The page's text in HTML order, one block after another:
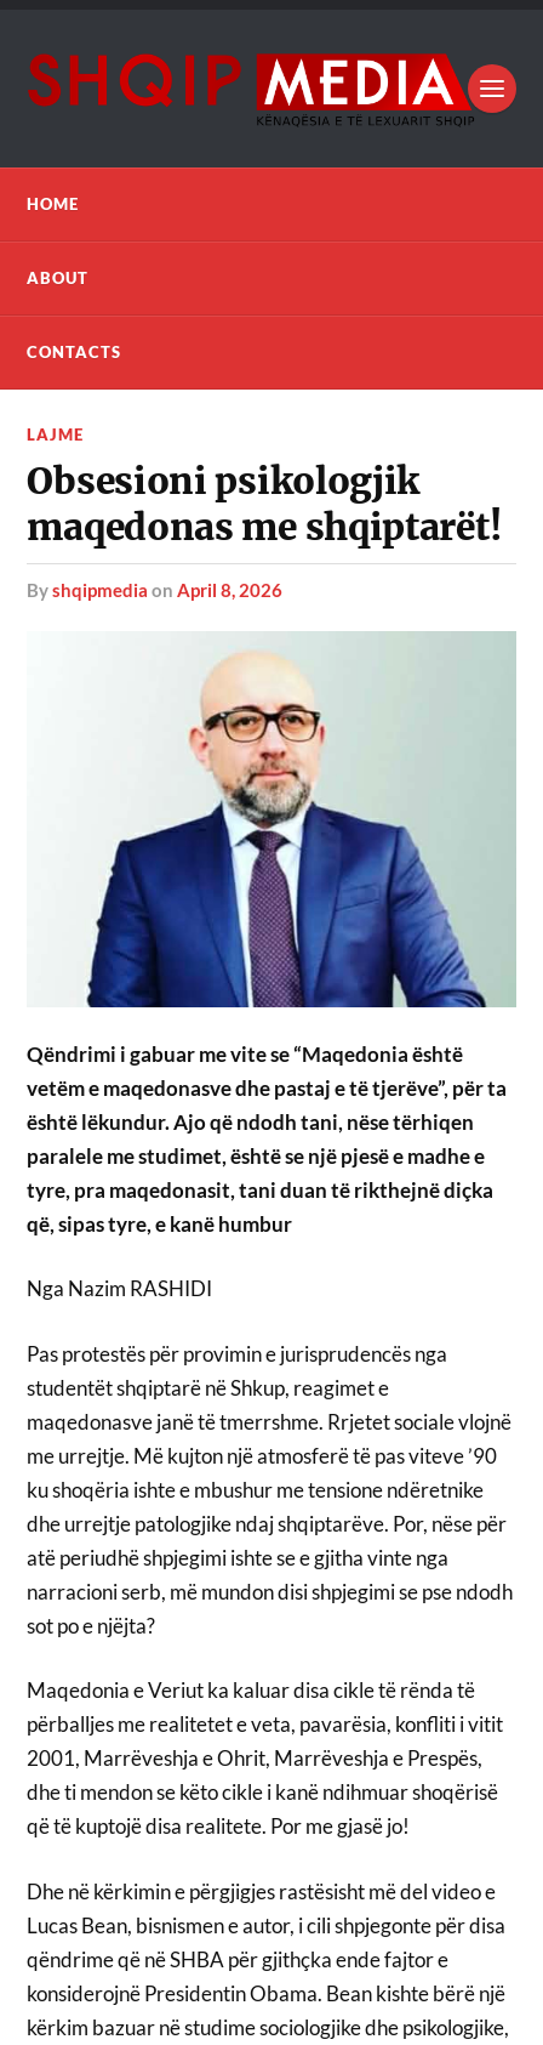
HOME
ABOUT
CONTACTS
LAJME
Obsesioni psikologjik
maqedonas me shqiptarët!
byshqipmedia onApril 8, 2026
Qëndrimi i gabuar me vite se “Maqedonia është
vetëm e maqedonasve dhe pastaj e të tjerëve”, për ta
është lëkundur. Ajo që ndodh tani, nëse tërhiqen
paralele me studimet, është se një pjesë e madhe e
tyre, pra maqedonasit, tani duan të rikthejnë diçka
që, sipas tyre, e kanë humbur
Nga Nazim RASHIDI
Pas protestës për provimin e jurisprudencës nga
studentët shqiptarë në Shkup, reagimet e
maqedonasve janë të tmerrshme. Rrjetet sociale vlojnë
me urrejtje. Më kujton një atmosferë të pas viteve ’90
ku shoqëria ishte e mbushur me tensione ndëretnike
dhe urrejtje patologjike ndaj shqiptarëve. Por, nëse për
atë periudhë shpjegimi ishte se e gjitha vinte nga
narracioni serb, më mundon disi shpjegimi se pse ndodh
sot po e njëjta?
Maqedonia e Veriut ka kaluar disa cikle të rënda të
përballjes me realitetet e veta, pavarësia, konfliti i vitit
2001, Marrëveshja e Ohrit, Marrëveshja e Prespës,
dhe ti mendon se këto cikle i kanë ndihmuar shoqërisë
që të kuptojë disa realitete. Por me gjasë jo!
Dhe në kërkimin e përgjigjes rastësisht më del video e
Lucas Bean, bisnismen e autor, i cili shpjegonte për disa
qëndrime që në SHBA për gjithçka ende fajtor e
konsiderojnë Presidentin Obama. Bean kishte bërë një
kërkim bazuar në studime sociologjike dhe psikologjike,